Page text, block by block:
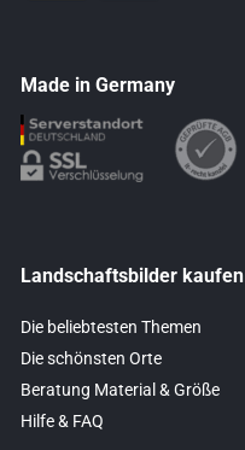
Made in Germany
Landschaftsbilder kaufen
Die beliebtesten Themen
Die schönsten Orte
Beratung Material & Größe
Hilfe & FAQ